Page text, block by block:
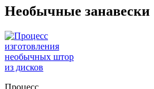
Необычные занавески